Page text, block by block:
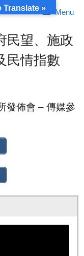
Menu
民望、施政
民情指數
發佈會 – 傳媒參
Translate »